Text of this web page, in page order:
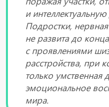
и интеллектуальную
Подростки,
не развита до
с проявлениями
расстройства, при
только умственная
эмоциональное
мира.